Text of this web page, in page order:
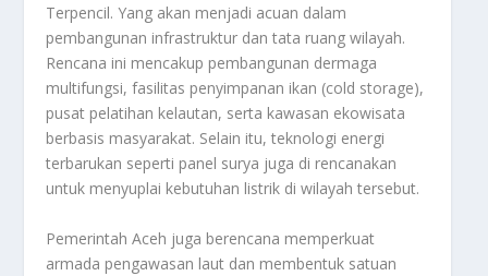
Terpencil. Yang akan menjadi acuan dalam
pembangunan infrastruktur dan tata ruang wilayah.
Rencana ini mencakup pembangunan dermaga
multifungsi, fasilitas penyimpanan ikan (cold storage),
pusat pelatihan kelautan, serta kawasan ekowisata
berbasis masyarakat. Selain itu, teknologi energi
terbarukan seperti panel surya juga di rencanakan
untuk menyuplai kebutuhan listrik di wilayah tersebut.
Pemerintah Aceh juga berencana memperkuat
armada pengawasan laut dan membentuk satuan